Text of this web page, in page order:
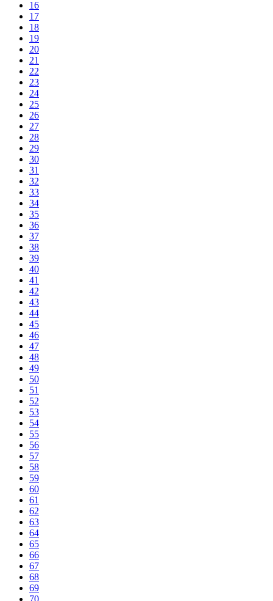
16
17
18
19
20
21
22
23
24
25
26
27
28
29
30
31
32
33
34
35
36
37
38
39
40
41
42
43
44
45
46
47
48
49
50
51
52
53
54
55
56
57
58
59
60
61
62
63
64
65
66
67
68
69
70